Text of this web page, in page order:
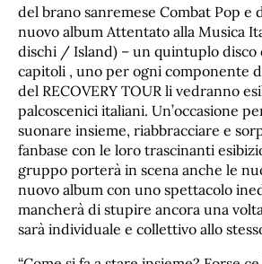
del brano sanremese Combat Pop e
nuovo album Attentato alla Musica
dischi / Island) – un quintuplo disco
capitoli , uno per ogni componente
del RECOVERY TOUR li vedranno
palcoscenici italiani. Un’occasione
suonare insieme, riabbracciare e
fanbase con le loro trascinanti
gruppo porterà in scena anche le
nuovo album con uno spettacolo
mancherà di stupire ancora una
sarà individuale e collettivo allo